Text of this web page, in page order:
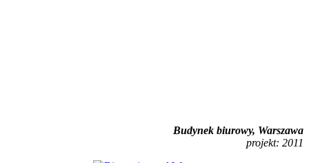
Budynek biurowy, Warszawa
projekt: 2011